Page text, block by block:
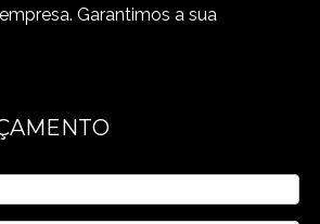
Garantimos a sua